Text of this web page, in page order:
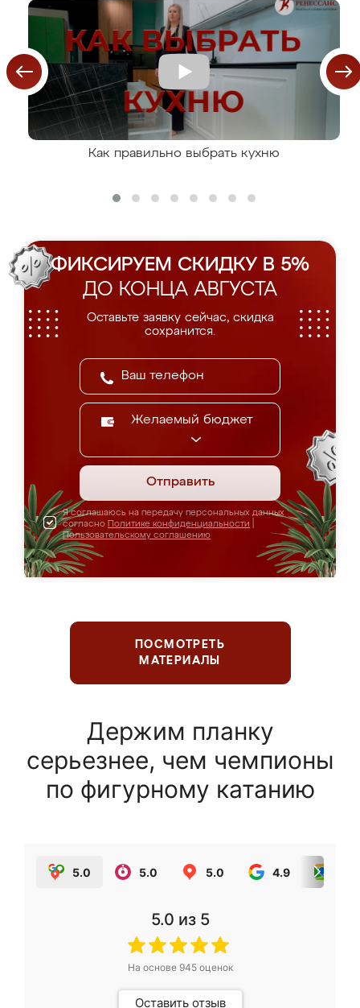
Как правильно выбрать кухню
ФИКСИРУЕМ СКИДКУ В 5%
ДО КОНЦА АВГУСТА
Оставьте заявку сейчас, скидка
сохранится.
Желаемый бюджет
Отправить
Я соглашаюсь на передачу персональных данных
согласно Политике конфиденциальности
Пользовательскому соглашению
ПОСМОТРЕТЬ
МАТЕРИАЛЫ
Держим планку
серьезнее, чем чемпионы
по фигурному катанию
5.0 5.0 5.0 4.9
5.0 из 5
На основе 945оценок
Оставить отзыв